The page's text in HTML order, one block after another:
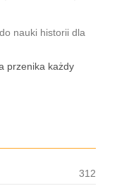
nauki historii dla
przenika każdy
312